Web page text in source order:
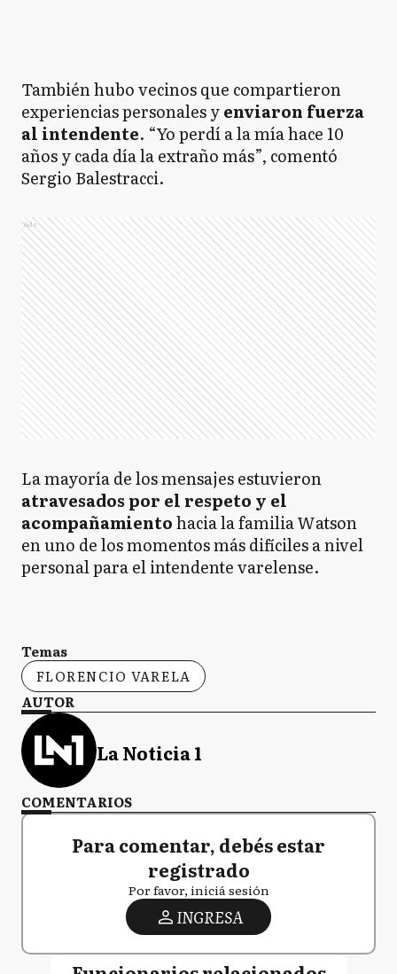
También hubo vecinos que compartieron
experiencias personales yenviaron fuerza
al intendente. “Yo perdí a la mía hace 10
años y cada día la extraño más”, comentó
Sergio Balestracci.
Ads
La mayoría de los mensajes estuvieron
atravesados por el respeto y el
acompañamientohacia la familia Watson
en uno de los momentos más difíciles a nivel
personal para el intendente varelense.
Temas
FLORENCIO VARELA
AUTOR
La Noticia 1
COMENTARIOS
Para comentar, debés estar
registrado
Por favor, iniciá sesión
INGRESA